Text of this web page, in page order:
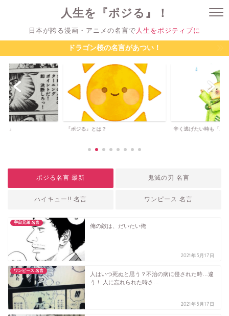
人生を『ポジる』！
日本が誇る漫画・アニメの名言で 人生をポジティブに
ドラゴン桜の名言があつい！
る」 『ポジる』とは？ 辛く逃げたい時も「ポ
ポジる名言 最新 鬼滅の刃 名言
ハイキュー!! 名言 ワンピース 名言
宇宙兄弟 名言
俺の敵は、だいたい俺
2021年5月17日
ワンピース 名言
人はいつ死ぬと思う？不治の病に侵された時…違
う！ 人に忘れられた時さ…
2021年5月17日